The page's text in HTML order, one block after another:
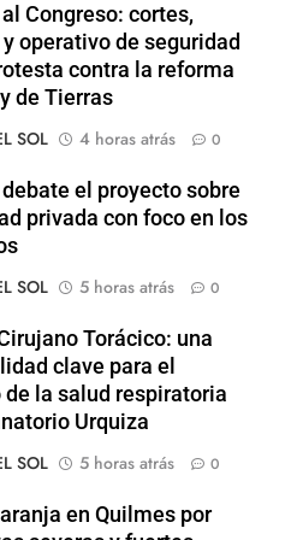
Congreso: cortes,
operativo de seguridad
contra la reforma
de Tierras
SOL
4 horas atrás 0
el proyecto sobre
privada con foco en los
SOL
5 horas atrás 0
Torácico: una
clave para el
de la salud respiratoria
Urquiza
SOL
5 horas atrás 0
en Quilmes por